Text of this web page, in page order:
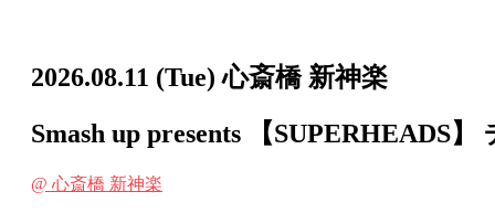
2026.08.11 (Tue) 心斎橋 新神楽
Smash up presents 【SUPERHEADS】
@ 心斎橋 新神楽